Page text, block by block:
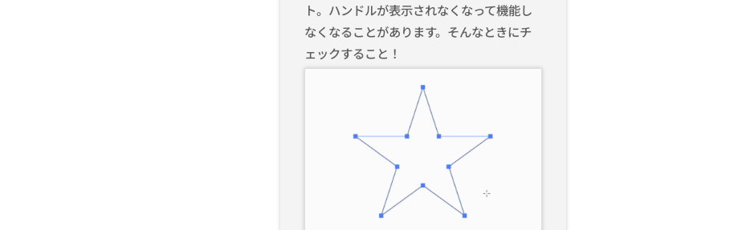
ト。ハンドルが表示されなくなって機能し
なくなることがあります。そんなときにチ
ェックすること！